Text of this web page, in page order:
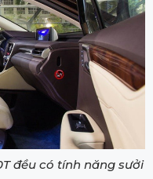
đều có tính năng sưởi